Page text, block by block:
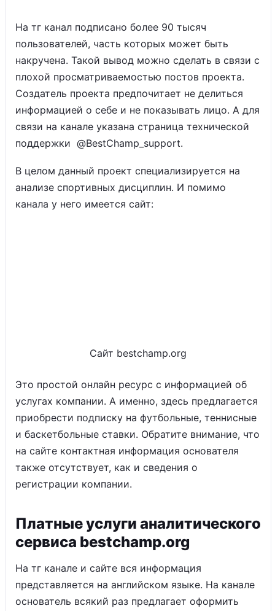
На тг канал подписано более 90 тысяч
пользователей, часть которых может быть
накручена. Такой вывод можно сделать в связи с
плохой просматриваемостью постов проекта.
Создатель проекта предпочитает не делиться
информацией о себе и не показывать лицо. А для
связи на канале указана страница технической
поддержки @BestChamp_support.
В целом данный проект специализируется на
анализе спортивных дисциплин. И помимо
канала у него имеется сайт:
Сайт bestchamp.org
Это простой онлайн ресурс с информацией об
услугах компании. А именно, здесь предлагается
приобрести подписку на футбольные, теннисные
и баскетбольные ставки. Обратите внимание, что
на сайте контактная информация основателя
также отсутствует, как и сведения о
регистрации компании.
Платные услуги аналитического
сервиса bestchamp.org
На тг канале и сайте вся информация
представляется на английском языке. На канале
основатель всякий раз предлагает оформить